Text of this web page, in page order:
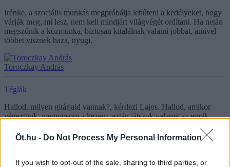
Öt.hu - Do Not Process My Personal Information
If you wish to opt-out of the sale, sharing to third parties, or
Irénke, a szociális munkás megpróbálja lehűteni a kedélyeket, hogy
várják meg, mi lesz, nem kell mindjárt világvégét ordítani. Ha netán
megszűnik a közmunka, biztosan kitalálnak valami jobbat, amivel
többet visznek haza, nyugi.
Toroczkay András
Téglák
Hallod, milyen gitárjaid vannak?, kérdezi Lajos. Hallod, amikor
végeztünk, megmosom a kezem, aztán játszok valamit az egyik
a házamba. Másfelől pedig azért, mert biztos vagyok benne, hogy
jól játszik. Ami nem is volna baj, hiszen annyian jól, sőt jobban
sok volna.